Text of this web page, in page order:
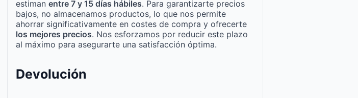
estiman entre 7 y 15 días hábiles. Para garantizarte precios
bajos, no almacenamos productos, lo que nos permite
ahorrar significativamente en costes de compra y ofrecerte
los mejores precios. Nos esforzamos por reducir este plazo
al máximo para asegurarte una satisfacción óptima.
Devolución